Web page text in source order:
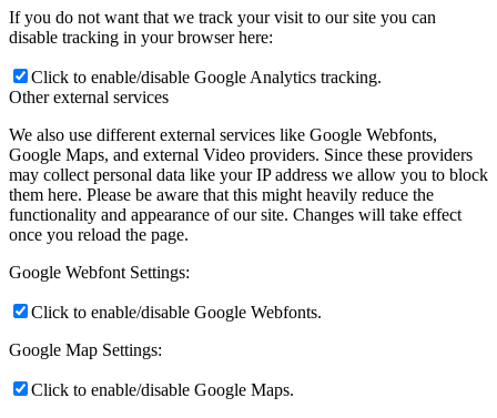
If you do not want that we track your visit to our site you can
disable tracking in your browser here:
Click to enable/disable Google Analytics tracking.
Other external services
We also use different external services like Google Webfonts,
Google Maps, and external Video providers. Since these providers
may collect personal data like your IP address we allow you to block
them here. Please be aware that this might heavily reduce the
functionality and appearance of our site. Changes will take effect
once you reload the page.
Google Webfont Settings:
Click to enable/disable Google Webfonts.
Google Map Settings:
Click to enable/disable Google Maps.